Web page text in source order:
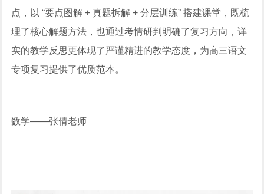
点，以 “要点图解 + 真题拆解 + 分层训练” 搭建课堂，既梳
理了核心解题方法，也通过考情研判明确了复习方向，详
实的教学反思更体现了严谨精进的教学态度，为高三语文
专项复习提供了优质范本。
数学——张倩老师